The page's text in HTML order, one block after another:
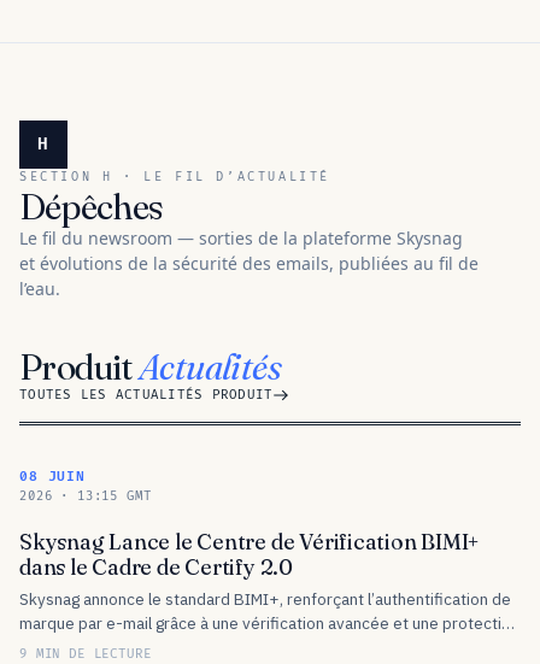
H
SECTION H · LE FIL D’ACTUALITÉ
Dépêches
Le fil du newsroom — sorties de la plateforme Skysnag
et évolutions de la sécurité des emails, publiées au fil de
l’eau.
ProduitActualités
TOUTES LES ACTUALITÉS PRODUIT
08 JUIN
2026 · 13:15 GMT
Skysnag Lance le Centre de Vérification BIMI+
dans le Cadre de Certify 2.0
Skysnag annonce le standard BIMI+, renforçant l’authentification de
marque par e-mail grâce à une vérification avancée et une protection
anti-usurpation pour une meilleure visibilité dans la boîte de
9 MIN DE LECTURE